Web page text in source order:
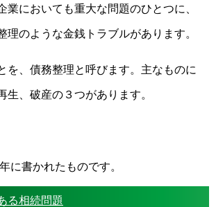
業においても重大な問題のひとつに、
理のような金銭トラブルがあります。
を、債務整理と呼びます。主なものに
生、破産の３つがあります。
に書かれたものです。
る相続問題